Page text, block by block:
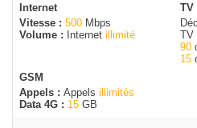
Internet
Vitesse : 500 Mbps
Volume : Internet illimité
TV
TV
90
15
GSM
Appels : Appels illimités
Data 4G : 15 GB